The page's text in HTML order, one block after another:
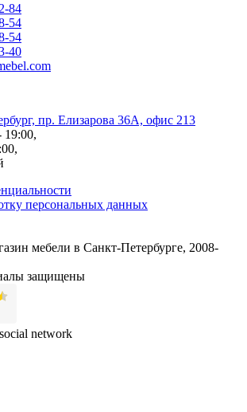
84
54
54
40
пр. Елизарова 36А, офис 213
19:00,
персональных данных
мебели в Санкт-Петербурге, 2008-
защищены